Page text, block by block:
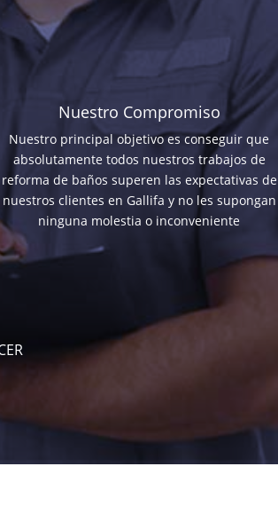
Nuestro Compromiso
Nuestro principal objetivo es conseguir que
absolutamente todos nuestros trabajos de
reforma de baños superen las expectativas de
nuestros clientes en Gallifa y no les supongan
ninguna molestia o inconveniente